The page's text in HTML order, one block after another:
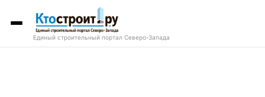
Единый строительный портал Северо-Запада